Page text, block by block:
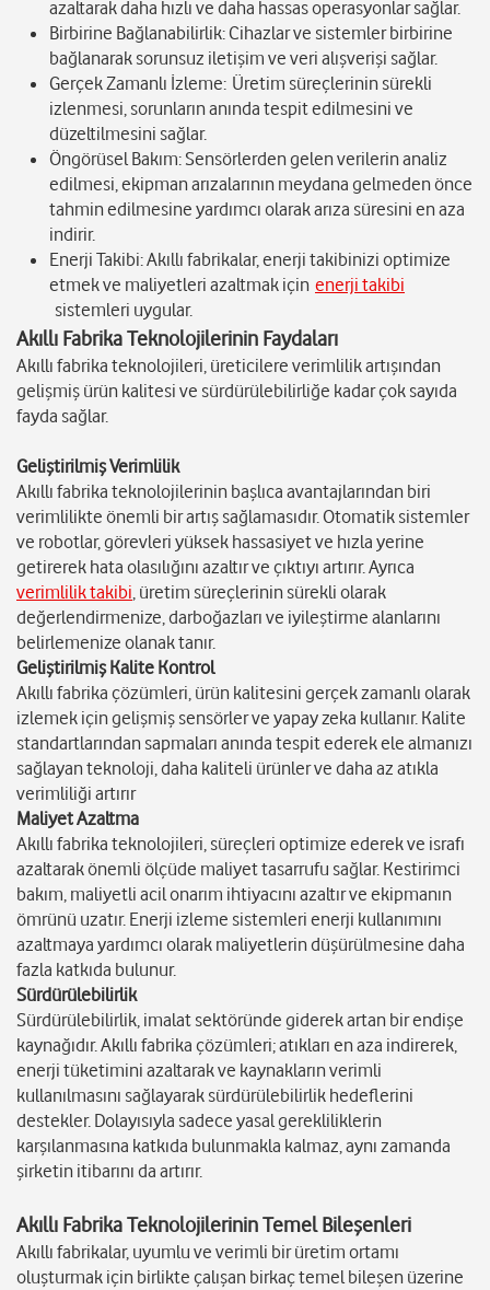
azaltarak daha hızlı ve daha hassas operasyonlar sağlar.
Birbirine Bağlanabilirlik: Cihazlar ve sistemler birbirine
bağlanarak sorunsuz iletişim ve veri alışverişi sağlar.
Gerçek Zamanlı İzleme: Üretim süreçlerinin sürekli
izlenmesi, sorunların anında tespit edilmesini ve
düzeltilmesini sağlar.
Öngörüsel Bakım: Sensörlerden gelen verilerin analiz
edilmesi, ekipman arızalarının meydana gelmeden önce
tahmin edilmesine yardımcı olarak arıza süresini en aza
indirir.
Enerji Takibi: Akıllı fabrikalar, enerji takibinizi optimize
etmek ve maliyetleri azaltmak için enerji takibi
sistemleri uygular.
Akıllı Fabrika Teknolojilerinin Faydaları
Akıllı fabrika teknolojileri, üreticilere verimlilik artışından
gelişmiş ürün kalitesi ve sürdürülebilirliğe kadar çok sayıda
fayda sağlar.
Geliştirilmiş Verimlilik
Akıllı fabrika teknolojilerinin başlıca avantajlarından biri
verimlilikte önemli bir artış sağlamasıdır. Otomatik sistemler
ve robotlar, görevleri yüksek hassasiyet ve hızla yerine
getirerek hata olasılığını azaltır ve çıktıyı artırır. Ayrıca
verimlilik takibi, üretim süreçlerinin sürekli olarak
değerlendirmenize, darboğazları ve iyileştirme alanlarını
belirlemenize olanak tanır.
Geliştirilmiş Kalite Kontrol
Akıllı fabrika çözümleri, ürün kalitesini gerçek zamanlı olarak
izlemek için gelişmiş sensörler ve yapay zeka kullanır. Kalite
standartlarından sapmaları anında tespit ederek ele almanızı
sağlayan teknoloji, daha kaliteli ürünler ve daha az atıkla
verimliliği artırır
Maliyet Azaltma
Akıllı fabrika teknolojileri, süreçleri optimize ederek ve israfı
azaltarak önemli ölçüde maliyet tasarrufu sağlar. Kestirimci
bakım, maliyetli acil onarım ihtiyacını azaltır ve ekipmanın
ömrünü uzatır. Enerji izleme sistemleri enerji kullanımını
azaltmaya yardımcı olarak maliyetlerin düşürülmesine daha
fazla katkıda bulunur.
Sürdürülebilirlik
Sürdürülebilirlik, imalat sektöründe giderek artan bir endişe
kaynağıdır. Akıllı fabrika çözümleri; atıkları en aza indirerek,
enerji tüketimini azaltarak ve kaynakların verimli
kullanılmasını sağlayarak sürdürülebilirlik hedeflerini
destekler. Dolayısıyla sadece yasal gerekliliklerin
karşılanmasına katkıda bulunmakla kalmaz, aynı zamanda
şirketin itibarını da artırır.
Akıllı Fabrika Teknolojilerinin Temel Bileşenleri
Akıllı fabrikalar, uyumlu ve verimli bir üretim ortamı
oluşturmak için birlikte çalışan birkaç temel bileşen üzerine